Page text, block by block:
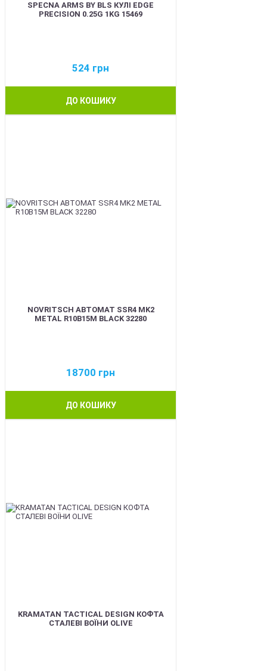
SPECNA ARMS BY BLS КУЛІ EDGE
PRECISION 0.25G 1KG 15469
524 грн
ДО КОШИКУ
NOVRITSCH АВТОМАТ SSR4 MK2
METAL R10B15M BLACK 32280
18700 грн
ДО КОШИКУ
KRAMATAN TACTICAL DESIGN КОФТА
СТАЛЕВІ ВОЇНИ OLIVE